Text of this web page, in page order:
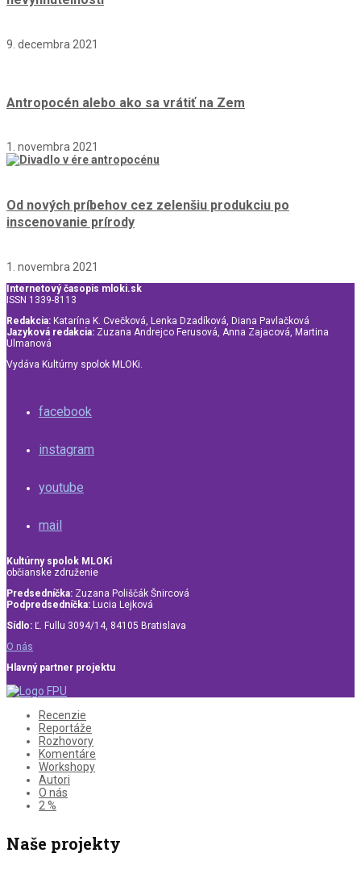
9. decembra 2021
Antropocén alebo ako sa vrátiť na Zem
1. novembra 2021
Od nových príbehov cez zelenšiu produkciu po
inscenovanie prírody
1. novembra 2021
Internetový časopis mloki.sk
ISSN 1339-8113
Redakcia: Katarína K. Cvečková, Lenka Dzadíková, Diana Pavlačková
Jazyková redakcia: Zuzana Andrejco Ferusová, Anna Zajacová, Martina
Ulmanová
Vydáva Kultúrny spolok MLOKi.
facebook
instagram
youtube
mail
Kultúrny spolok MLOKi
občianske združenie
Predsedníčka: Zuzana Poliščák Šnircová
Podpredsedníčka: Lucia Lejková
Sídlo: Ľ. Fullu 3094/14, 84105 Bratislava
O nás
Hlavný partner projektu
Recenzie
Reportáže
Rozhovory
Komentáre
Workshopy
Autori
O nás
2 %
Naše projekty